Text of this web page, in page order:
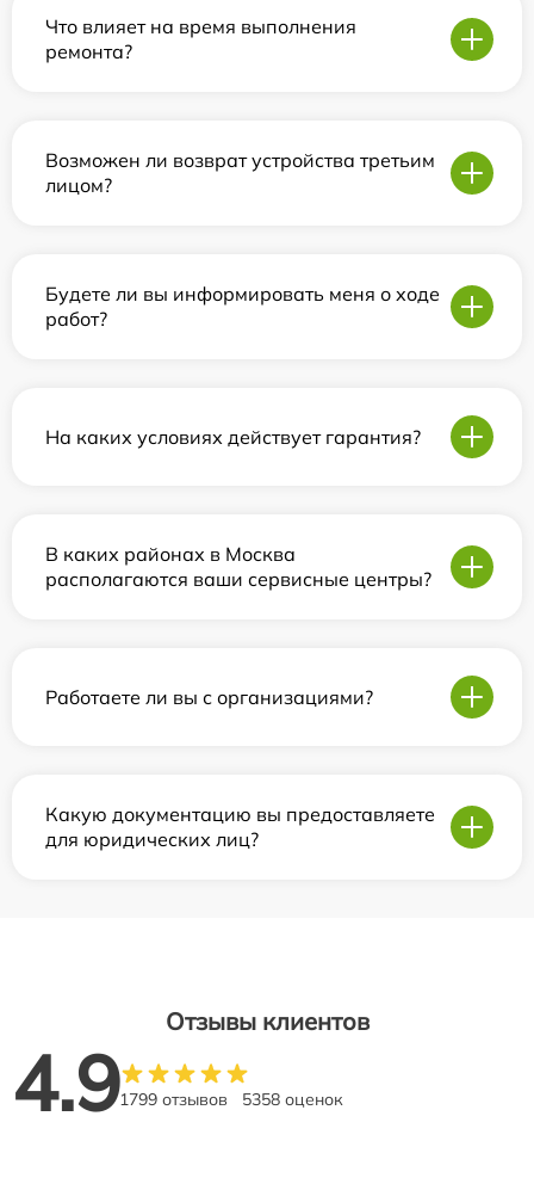
Что влияет на время выполнения
ремонта?
Возможен ли возврат устройства третьим
лицом?
Будете ли вы информировать меня о ходе
работ?
На каких условиях действует гарантия?
В каких районах в Москва
располагаются ваши сервисные центры?
Работаете ли вы с организациями?
Какую документацию вы предоставляете
для юридических лиц?
Отзывы клиентов
4.91799 отзывов 5358 оценок